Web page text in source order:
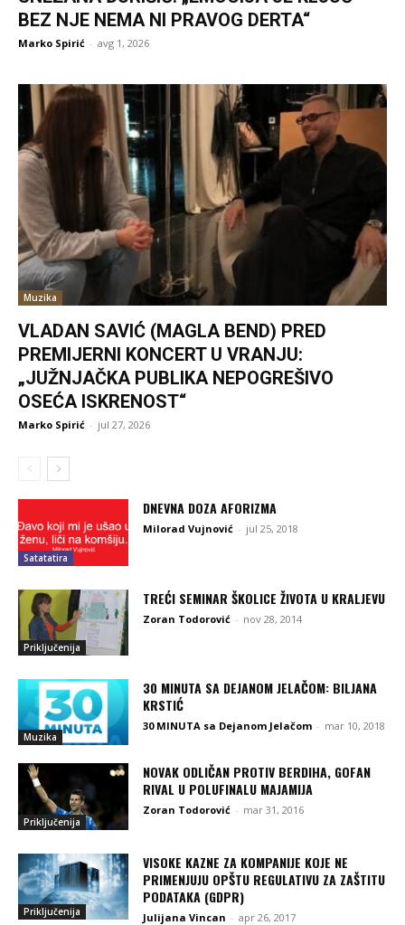
BEZ NJE NEMA NI PRAVOG DERTA“
Marko Spirić - avg 1, 2026
Muzika
VLADAN SAVIĆ (MAGLA BEND) PRED
PREMIJERNI KONCERT U VRANJU:
„JUŽNJAČKA PUBLIKA NEPOGREŠIVO
OSEĆA ISKRENOST“
Marko Spirić - jul 27, 2026
Satatatira
DNEVNA DOZA AFORIZMA
Milorad Vujnović - jul 25, 2018
Priključenija
TREĆI SEMINAR ŠKOLICE ŽIVOTA U KRALJEVU
Zoran Todorović - nov 28, 2014
Muzika
30 MINUTA SA DEJANOM JELAČOM: BILJANA
KRSTIĆ
30 MINUTA sa Dejanom Jelačom - mar 10, 2018
Priključenija
NOVAK ODLIČAN PROTIV BERDIHA, GOFAN
RIVAL U POLUFINALU MAJAMIJA
Zoran Todorović - mar 31, 2016
Priključenija
VISOKE KAZNE ZA KOMPANIJE KOJE NE
PRIMENJUJU OPŠTU REGULATIVU ZA ZAŠTITU
PODATAKA (GDPR)
Julijana Vincan - apr 26, 2017